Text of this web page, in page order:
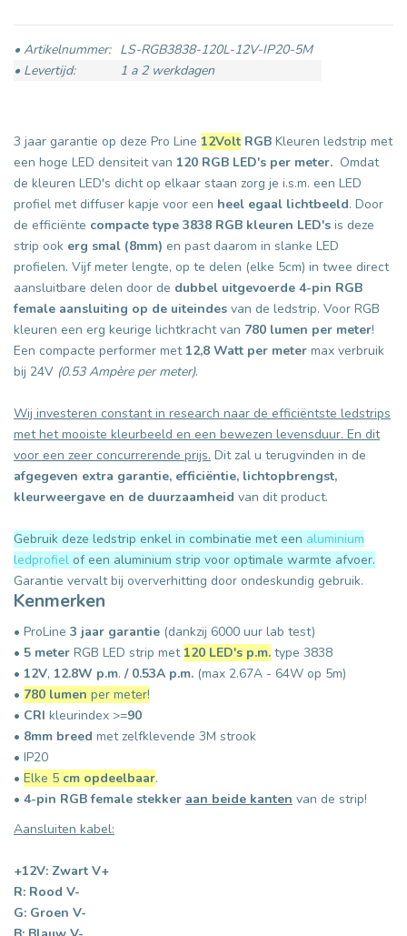
• Artikelnummer: LS-RGB3838-120L-12V-IP20-5M
• Levertijd:
1 a 2 werkdagen
3 jaar garantie op deze Pro Line 12Volt RGB Kleuren ledstrip met
een hoge LED densiteit van 120 RGB LED's per meter. Omdat
de kleuren LED's dicht op elkaar staan zorg je i.s.m. een LED
profiel met diffuser kapje voor een heel egaal lichtbeeld. Door
de efficiënte compacte type 3838 RGB kleuren LED's is deze
strip ook erg smal (8mm) en past daarom in slanke LED
profielen. Vijf meter lengte, op te delen (elke 5cm) in twee direct
aansluitbare delen door de dubbel uitgevoerde 4-pin RGB
female aansluiting op de uiteindes van de ledstrip. Voor RGB
kleuren een erg keurige lichtkracht van 780 lumen per meter!
Een compacte performer met 12,8 Watt per meter max verbruik
bij 24V (0.53 Ampère per meter).
Wij investeren constant in research naar de efficiëntste ledstrips
met het mooiste kleurbeeld en een bewezen levensduur. En dit
voor een zeer concurrerende prijs. Dit zal u terugvinden in de
afgegeven extra garantie, efficiëntie, lichtopbrengst,
kleurweergave en de duurzaamheid van dit product.
Gebruik deze ledstrip enkel in combinatie met een aluminium
ledprofiel of een aluminium strip voor optimale warmte afvoer.
Garantie vervalt bij oververhitting door ondeskundig gebruik.
Kenmerken
• ProLine 3 jaar garantie (dankzij 6000 uur lab test)
• 5 meter RGB LED strip met 120 LED's p.m. type 3838
• 12V, 12.8W p.m. / 0.53A p.m. (max 2.67A - 64W op 5m)
• 780 lumen per meter!
• CRI kleurindex >=90
• 8mm breed met zelfklevende 3M strook
• IP20
• Elke 5 cm opdeelbaar.
• 4-pin RGB female stekker aan beide kanten van de strip!
Aansluiten kabel:
+12V: Zwart V+
R: Rood V-
G: Groen V-